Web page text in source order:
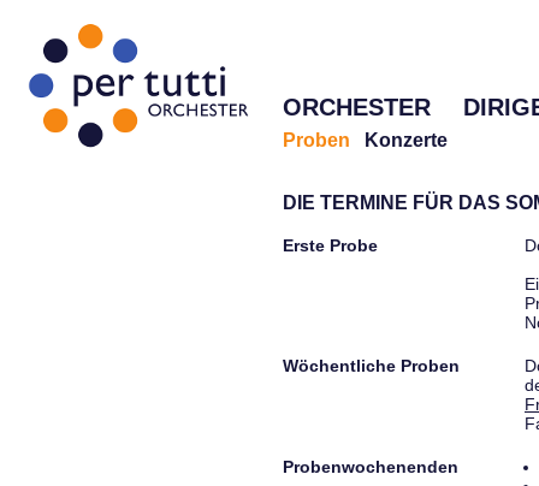
ORCHESTER
Proben Konzerte
DIE TERMINE FÜR DAS
Erste Probe
Wöchentliche Proben
Probenwochenenden